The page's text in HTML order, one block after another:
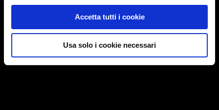
Accetta tutti i cookie
Usa solo i cookie necessari